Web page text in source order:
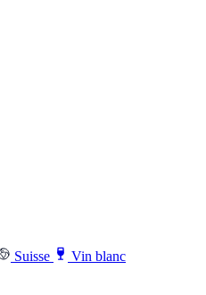
Suisse
Vin blanc